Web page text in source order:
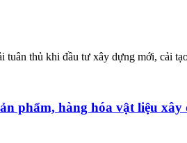
thủ khi đầu tư xây dựng mới, cải
phẩm, hàng hóa vật liệu xây